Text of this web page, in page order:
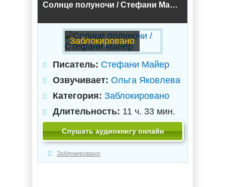
Солнце полуночи / Стефани Майер
Заблокировано
Писатель: Стефани Майер
Озвучивает: Ольга Яковлева
Категория: Заблокировано
Длительность: 11 ч. 33 мин.
Слушать аудиокнигу онлайн
Заблокировано